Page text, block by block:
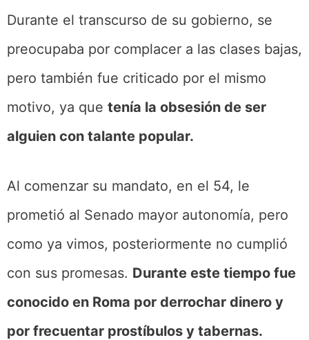
Durante el transcurso de su gobierno, se
preocupaba por complacer a las clases bajas,
pero también fue criticado por el mismo
motivo, ya que tenía la obsesión de ser
alguien con talante popular.
Al comenzar su mandato, en el 54, le
prometió al Senado mayor autonomía, pero
como ya vimos, posteriormente no cumplió
con sus promesas. Durante este tiempo fue
conocido en Roma por derrochar dinero y
por frecuentar prostíbulos y tabernas.